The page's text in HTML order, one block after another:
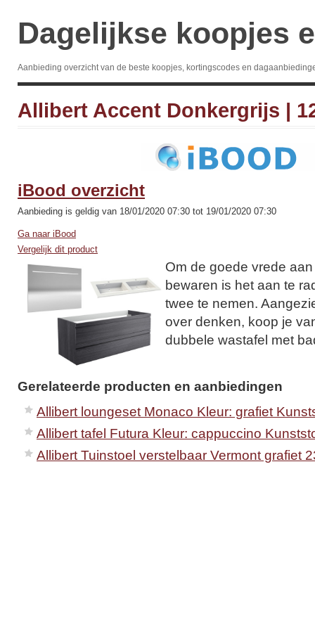
Dagelijkse koopjes
Aanbieding overzicht van de beste koopjes, kortingscodes en
Allibert Accent Donkergrijs |
iBood overzicht
Aanbieding is geldig van 18/01/2020 07:30 tot 19/01/2020 07:30
Ga naar iBood
Vergelijk dit product
Om de goede vrede
bewaren is het aan te
twee te nemen.
over denken, koop je
dubbele wastafel met
Gerelateerde producten en aanbiedingen
Allibert loungeset Monaco Kleur: grafiet
Allibert tafel Futura Kleur: cappuccino
Allibert Tuinstoel verstelbaar Vermont grafiet